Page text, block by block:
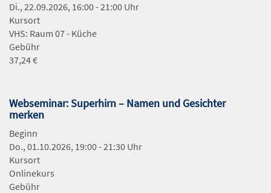
Di., 22.09.2026, 16:00 - 21:00 Uhr
Kursort
VHS: Raum 07 - Küche
Gebühr
37,24 €
Webseminar: Superhirn – Namen und Gesichter
merken
Beginn
Do., 01.10.2026, 19:00 - 21:30 Uhr
Kursort
Onlinekurs
Gebühr